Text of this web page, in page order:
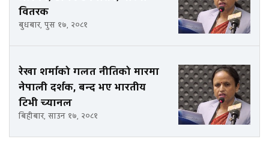
वितरक
बुधबार, पुस १७, २०८१
रेखा शर्माको गलत नीतिको मारमा
नेपाली दर्शक, बन्द भए भारतीय
टिभी च्यानल
बिहीबार, साउन १७, २०८१